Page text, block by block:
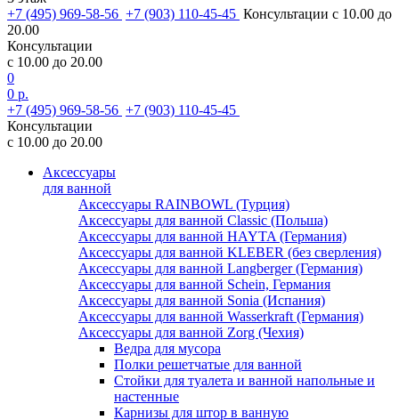
+7 (495) 969-58-56 +7 (903) 110-45-45 Консультации с 10.00 до
20.00
Консультации
с 10.00 до 20.00
0
0 р.
+7 (495) 969-58-56 +7 (903) 110-45-45
Консультации
с 10.00 до 20.00
Аксессуары
для ванной
Аксессуары RAINBOWL (Турция)
Аксессуары для ванной Classic (Польша)
Аксессуары для ванной HAYTA (Германия)
Аксессуары для ванной KLEBER (без сверления)
Аксессуары для ванной Langberger (Германия)
Аксессуары для ванной Schein, Германия
Аксессуары для ванной Sonia (Испания)
Аксессуары для ванной Wasserkraft (Германия)
Аксессуары для ванной Zorg (Чехия)
Ведра для мусора
Полки решетчатые для ванной
Стойки для туалета и ванной напольные и
настенные
Карнизы для штор в ванную